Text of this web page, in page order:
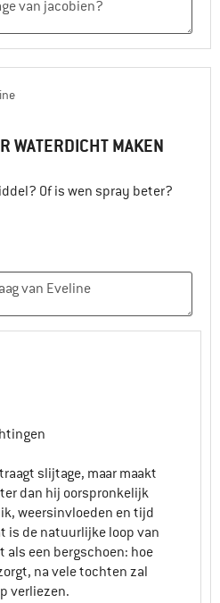
WATERDICHT MAKEN
Of is wen spray beter?
slijtage, maar maakt
dan hij oorspronkelijk
weersinvloeden en tijd
is de natuurlijke loop van
als een bergschoen: hoe
na vele tochten zal
verliezen.